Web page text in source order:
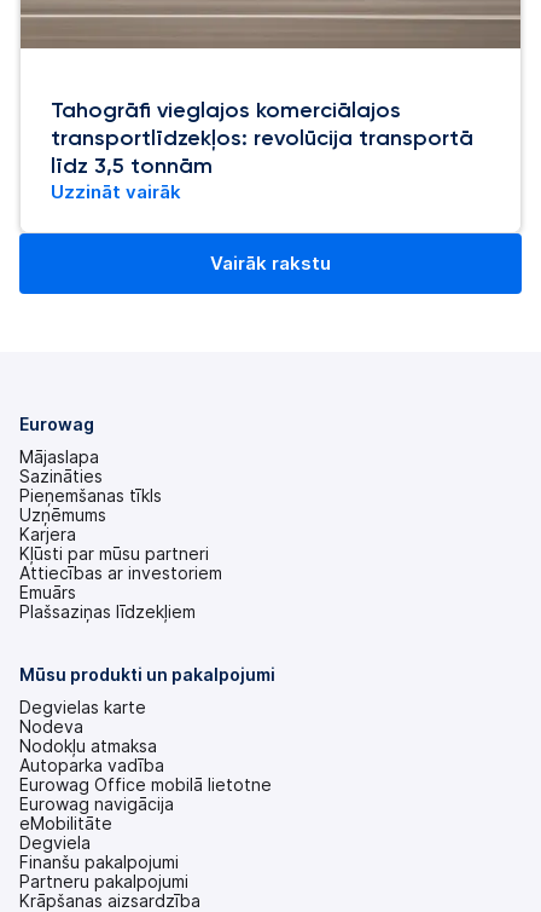
Tahogrāfi vieglajos komerciālajos
transportlīdzekļos: revolūcija transportā
līdz 3,5 tonnām
Uzzināt vairāk
Vairāk rakstu
Eurowag
Mājaslapa
Sazināties
Pieņemšanas tīkls
Uzņēmums
Karjera
Kļūsti par mūsu partneri
Attiecības ar investoriem
(tiek
atvērts
Emuārs
Plašsaziņas līdzekļiem
Mūsu produkti un pakalpojumi
Degvielas karte
Nodeva
Nodokļu atmaksa
Autoparka vadība
Eurowag Office mobilā lietotne
Eurowag navigācija
eMobilitāte
Degviela
Finanšu pakalpojumi
Partneru pakalpojumi
Krāpšanas aizsardzība